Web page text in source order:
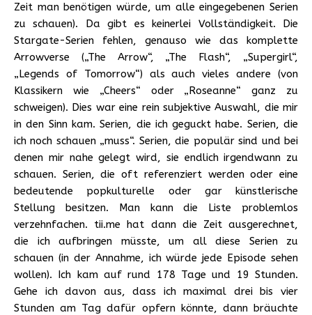
Zeit man benötigen würde, um alle eingegebenen Serien
zu schauen). Da gibt es keinerlei Vollständigkeit. Die
Stargate-Serien fehlen, genauso wie das komplette
Arrowverse („The Arrow“, „The Flash“, „Supergirl“,
„Legends of Tomorrow“) als auch vieles andere (von
Klassikern wie „Cheers“ oder „Roseanne“ ganz zu
schweigen). Dies war eine rein subjektive Auswahl, die mir
in den Sinn kam. Serien, die ich geguckt habe. Serien, die
ich noch schauen „muss“. Serien, die populär sind und bei
denen mir nahe gelegt wird, sie endlich irgendwann zu
schauen. Serien, die oft referenziert werden oder eine
bedeutende popkulturelle oder gar künstlerische
Stellung besitzen. Man kann die Liste problemlos
verzehnfachen. tii.me hat dann die Zeit ausgerechnet,
die ich aufbringen müsste, um all diese Serien zu
schauen (in der Annahme, ich würde jede Episode sehen
wollen). Ich kam auf rund 178 Tage und 19 Stunden.
Gehe ich davon aus, dass ich maximal drei bis vier
Stunden am Tag dafür opfern könnte, dann bräuchte